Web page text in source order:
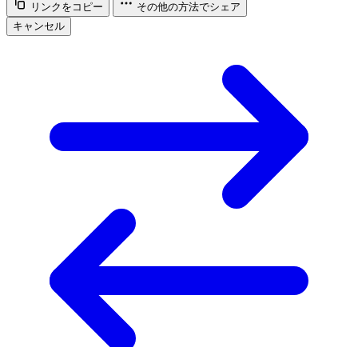
リンクをコピー
その他の方法でシェア
キャンセル